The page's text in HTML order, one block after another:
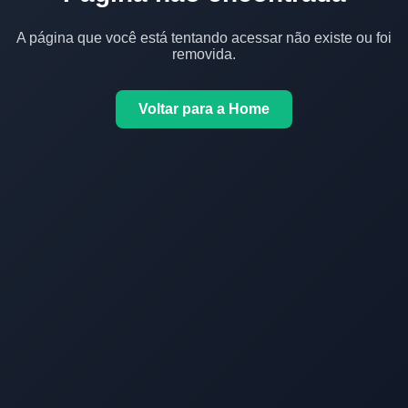
A página que você está tentando acessar não existe ou foi
removida.
Voltar para a Home